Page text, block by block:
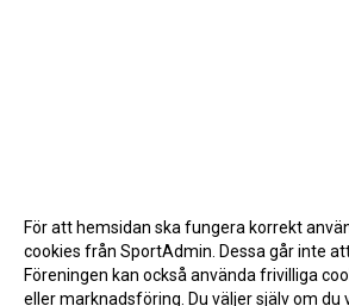
För att hemsidan ska fungera korrekt
cookies från SportAdmin. Dessa går inte
Föreningen kan också använda frivilliga
eller marknadsföring. Du väljer själv om du